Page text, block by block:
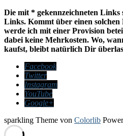
Die mit * gekennzeichneten Links
Links. Kommt über einen
werde ich mit einer Provision
dabei keine Mehrkosten. Wo,
kaufst, bleibt natürlich Dir
Facebook
Twitter
Instagram
YouTube
Google+
sparkling Theme von Colorlib